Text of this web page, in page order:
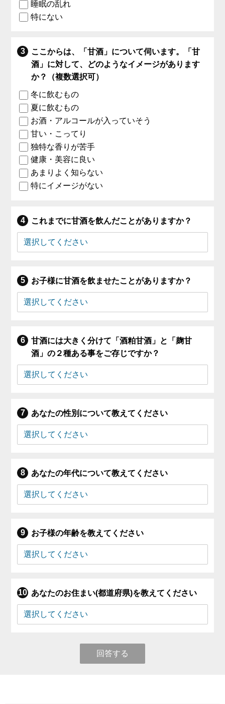
睡眠の乱れ
特にない
ここからは、「甘酒」について伺います。「甘
酒」に対して、どのようなイメージがあります
か？（複数選択可）
冬に飲むもの
夏に飲むもの
お酒・アルコールが入っていそう
甘い・こってり
独特な香りが苦手
健康・美容に良い
あまりよく知らない
特にイメージがない
これまでに甘酒を飲んだことがありますか？
お子様に甘酒を飲ませたことがありますか？
甘酒には大きく分けて「酒粕甘酒」と「麹甘
酒」の２種ある事をご存じですか？
あなたの性別について教えてください
あなたの年代について教えてください
お子様の年齢を教えてください
あなたのお住まい(都道府県)を教えてください
回答する